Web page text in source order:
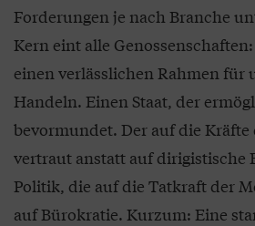
Forderungen je nach Branche
Kern eint alle
einen verlässlichen Rahmen für
Handeln. Einen Staat, der
bevormundet. Der auf die Kräfte
vertraut anstatt auf dirigistische
Politik, die auf die Tatkraft der
auf Bürokratie. Kurzum: Eine